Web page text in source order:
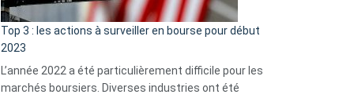
assistance
Top 3 : les actions à surveiller en bourse pour début
2023
L’année 2022 a été particulièrement difficile pour les
marchés boursiers. Diverses industries ont été